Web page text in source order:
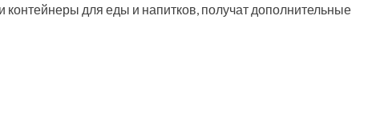
контейнеры для еды и напитков, получат дополнительные